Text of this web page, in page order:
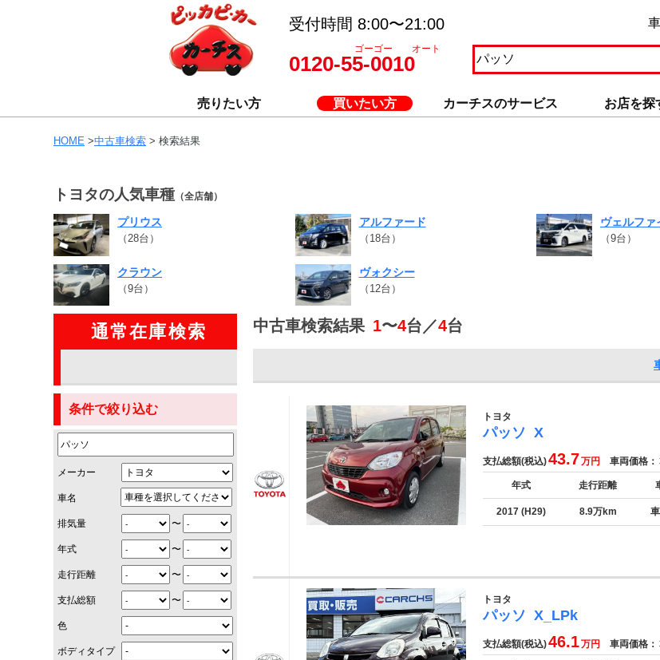
受付時間 8:00〜21:00
ゴーゴー オート
0120-55-0010
売りたい方 買いたい方 カーチスのサービス お店を探
HOME >中古車検索 > 検索結果
トヨタの人気車種 （全店舗）
プリウス
（28台）
アルファード
（18台）
ヴェルファ
（9台）
クラウン
（9台）
ヴォクシー
（12台）
通常在庫検索
条件で絞り込む
メーカー
車名
排気量 〜
年式 〜
走行距離 〜
支払総額 〜
色
ボディタイプ
中古車検索結果 1〜4台／4台
トヨタ
パッソ X
支払総額(税込)43.7万円 車両価格：
年式 走行距離
2017 (H29) 8.9万km
トヨタ
パッソ X_LPk
支払総額(税込)46.1万円 車両価格：